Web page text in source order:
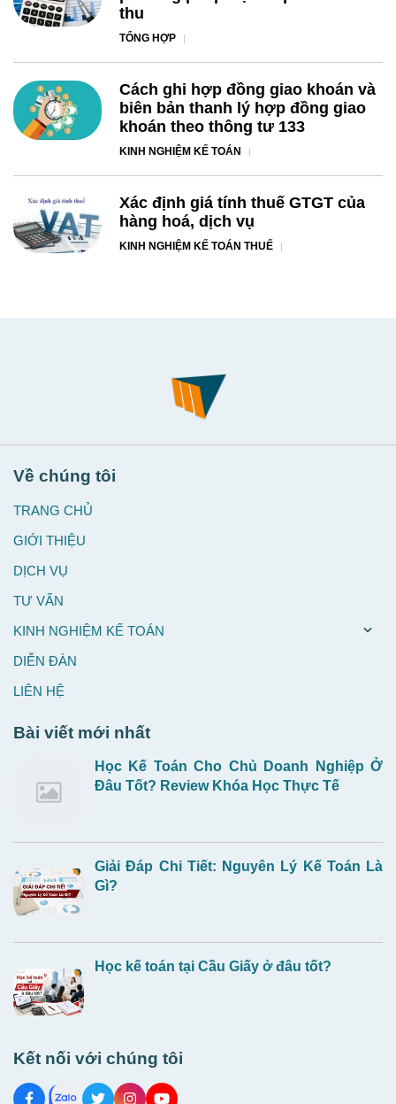
thu
TỔNG HỢP
Cách ghi hợp đồng giao khoán và
biên bản thanh lý hợp đồng giao
khoán theo thông tư 133
KINH NGHIỆM KẾ TOÁN
Xác định giá tính thuế GTGT của
hàng hoá, dịch vụ
KINH NGHIỆM KẾ TOÁN THUẾ
Về chúng tôi
TRANG CHỦ
GIỚI THIỆU
DỊCH VỤ
TƯ VẤN
KINH NGHIỆM KẾ TOÁN
DIỄN ĐÀN
LIÊN HỆ
Bài viết mới nhất
Học Kế Toán Cho Chủ Doanh Nghiệp Ở
Đâu Tốt? Review Khóa Học Thực Tế
Giải Đáp Chi Tiết: Nguyên Lý Kế Toán Là
Gì?
Học kế toán tại Cầu Giấy ở đâu tốt?
Kết nối với chúng tôi